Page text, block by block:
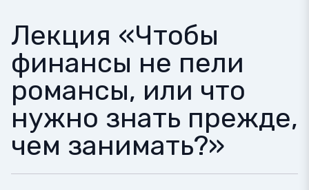
Лекция «Чтобы
финансы не пели
романсы, или что
нужно знать прежде,
чем занимать?»